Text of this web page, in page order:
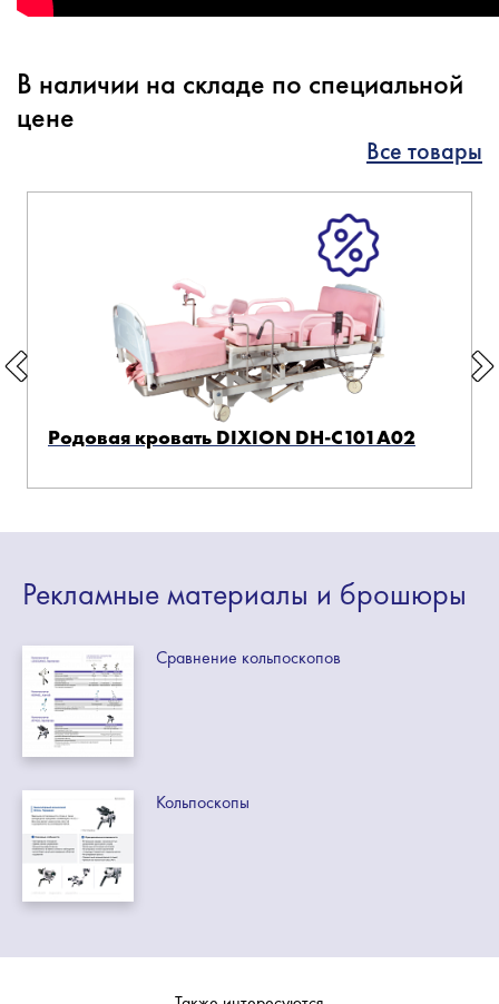
В наличии на складе по специальной
цене
Все товары
Родовая кровать DIXION DH-C101A02
Рекламные материалы и брошюры
Сравнение кольпоскопов
Кольпоскопы